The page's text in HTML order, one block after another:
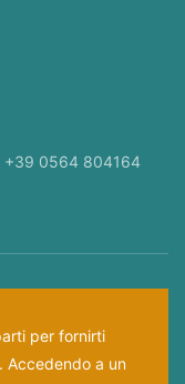
+39 0564 804164
cookies
per fornirti
Accedendo a un